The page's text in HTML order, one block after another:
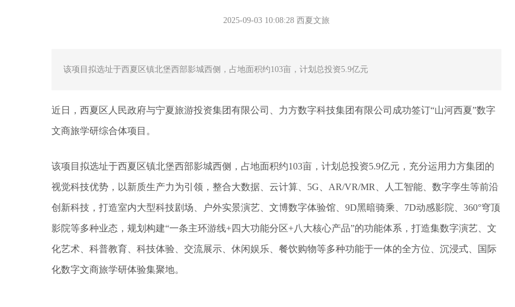
2025-09-03 10:08:28 西夏文旅
该项目拟选址于西夏区镇北堡西部影城西侧，占地面积约103亩，计划总投资5.9亿元
近日，西夏区人民政府与宁夏旅游投资集团有限公司、力方数字科技集团有限公司成功签订“山河西夏”数字
文商旅学研综合体项目 。
该项目拟选址于西夏区镇北堡西部影城西侧，占地面积约103亩，计划总投资5.9亿元，充分运用力方集团的
视觉科技优势，以新质生产力为引领，整合大数据、云计算、 5G 、AR/VR/MR、人工智能、数字孪生等前沿
创新科技，打造室内大型科技剧场、户外实景演艺、文博数字体验馆、9D黑暗骑乘、7D动感影院、360°穹顶
影院等多种业态，规划构建“一条主环游线+四大功能分区+八大核心产品”的功能体系，打造集数字演艺、文
化艺术、科普教育、科技体验、交流展示、休闲娱乐、餐饮购物等多种功能于一体的全方位、沉浸式、国际
化数字文商旅学研体验集聚地。